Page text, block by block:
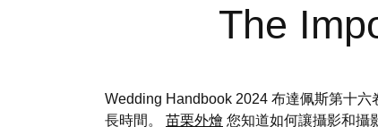
The
Wedding Handbook 2024 布達佩斯第十
長時間。 苗栗外燴 您知道如何讓攝影和攝